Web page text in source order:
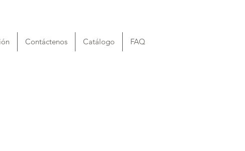
Contáctenos Catálogo FAQ